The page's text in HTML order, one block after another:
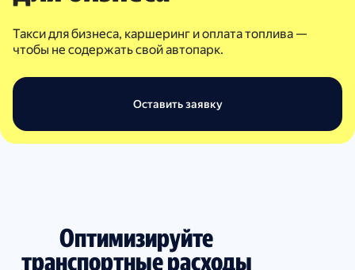
Такси для бизнеса, каршеринг и оплата топлива —
чтобы не содержать свой автопарк.
Оставить заявку
Оптимизируйте
транспортные расходы